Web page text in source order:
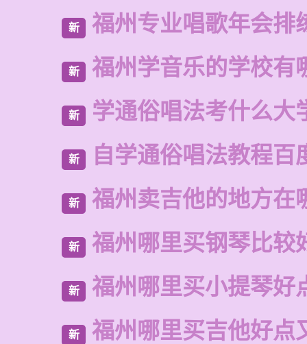
新 福州专业唱歌年会排
新 福州学音乐的学校有
新 学通俗唱法考什么大
新 自学通俗唱法教程百
新 福州卖吉他的地方在
新 福州哪里买钢琴比较
新 福州哪里买小提琴好
新 福州哪里买吉他好点